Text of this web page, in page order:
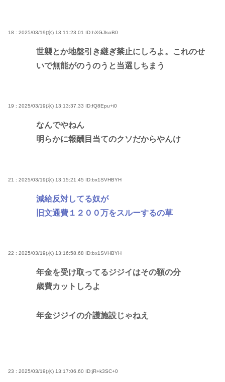
18 : 2025/03/19(水) 13:11:23.01 ID:hXGJlsoB0
世襲とか地盤引き継ぎ禁止にしろよ。これのせ
いで無能がのうのうと当選しちまう
19 : 2025/03/19(水) 13:13:37.33 ID:fQ8Epu+i0
なんでやねん
明らかに報酬目当てのクソだからやんけ
21 : 2025/03/19(水) 13:15:21.45 ID:bx1SVHBYH
減給反対してる奴が
旧文通費１２００万をスルーするの草
22 : 2025/03/19(水) 13:16:58.68 ID:bx1SVHBYH
年金を受け取ってるジジイはその額の分
歳費カットしろよ
年金ジジイの介護施設じゃねえ
23 : 2025/03/19(水) 13:17:06.60 ID:jR+k3SC+0